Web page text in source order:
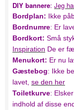
DIY bannere: Jeg
Bordplan: Ikke
Bordnumre: Er
Bordkort: Små
Inspiration De er
Menukort: Er nu
Gæstebog: Ikke
lavet, se den her
Toiletkurve:
indhold af disse